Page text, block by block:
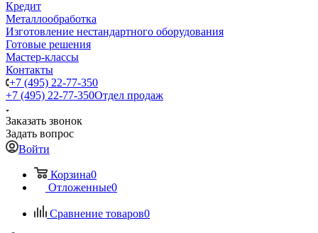
Кредит
Металлообработка
Изготовление нестандартного оборудования
Готовые решения
Мастер-классы
Контакты
+7 (495) 22-77-350
+7 (495) 22-77-350Отдел продаж
Заказать звонок
Задать вопрос
Войти
Корзина0
Отложенные0
Сравнение товаров0